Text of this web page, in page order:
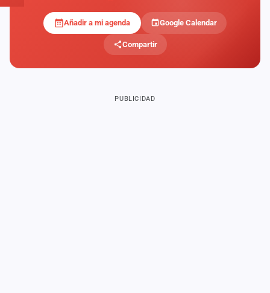
Añadir a mi agenda Google Calendar
Compartir
PUBLICIDAD